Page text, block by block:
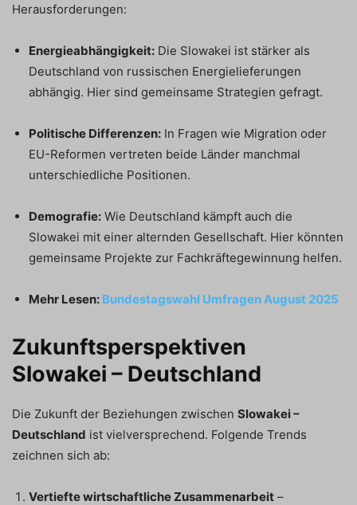
Herausforderungen:
Energieabhängigkeit: Die Slowakei ist stärker als
Deutschland von russischen Energielieferungen
abhängig. Hier sind gemeinsame Strategien gefragt.
Politische Differenzen: In Fragen wie Migration oder
EU-Reformen vertreten beide Länder manchmal
unterschiedliche Positionen.
Demografie: Wie Deutschland kämpft auch die
Slowakei mit einer alternden Gesellschaft. Hier könnten
gemeinsame Projekte zur Fachkräftegewinnung helfen.
Mehr Lesen: Bundestagswahl Umfragen August 2025
Zukunftsperspektiven
Slowakei – Deutschland
Die Zukunft der Beziehungen zwischen Slowakei –
Deutschland ist vielversprechend. Folgende Trends
zeichnen sich ab:
Vertiefte wirtschaftliche Zusammenarbeit –